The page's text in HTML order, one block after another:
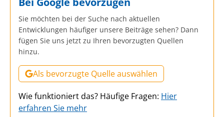
Sie möchten bei der Suche nach aktuellen
Entwicklungen häufiger unsere Beiträge sehen? Dann
fügen Sie uns jetzt zu Ihren bevorzugten Quellen
hinzu.
Als bevorzugte Quelle auswählen
Wie funktioniert das? Häufige Fragen: Hier
erfahren Sie mehr